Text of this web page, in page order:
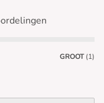
GROOT (1)